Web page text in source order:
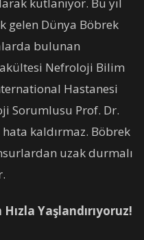
gelen Dünya Böbrek
bulunan
Nefroloji Bilim
Hastanesi
Sorumlusu Prof. Dr.
hata kaldırmaz. Böbrek
uzak durmalı
Yaşlandırıyoruz!